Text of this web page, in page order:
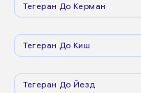
Тегеран До Керман
Тегеран До Киш
Тегеран До Йезд